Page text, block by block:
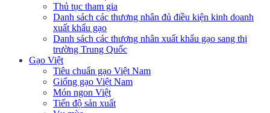
Thủ tục tham gia
Danh sách các thương nhân đủ điều kiện kinh doanh
xuất khẩu gạo
Danh sách các thương nhân xuất khẩu gạo sang thị
trường Trung Quốc
Gạo Việt
Tiêu chuẩn gạo Việt Nam
Giống gạo Việt Nam
Món ngon Việt
Tiến độ sản xuất